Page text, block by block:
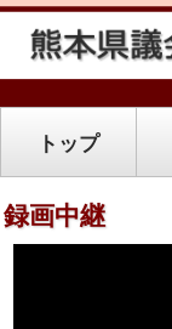
トップ
録画中継